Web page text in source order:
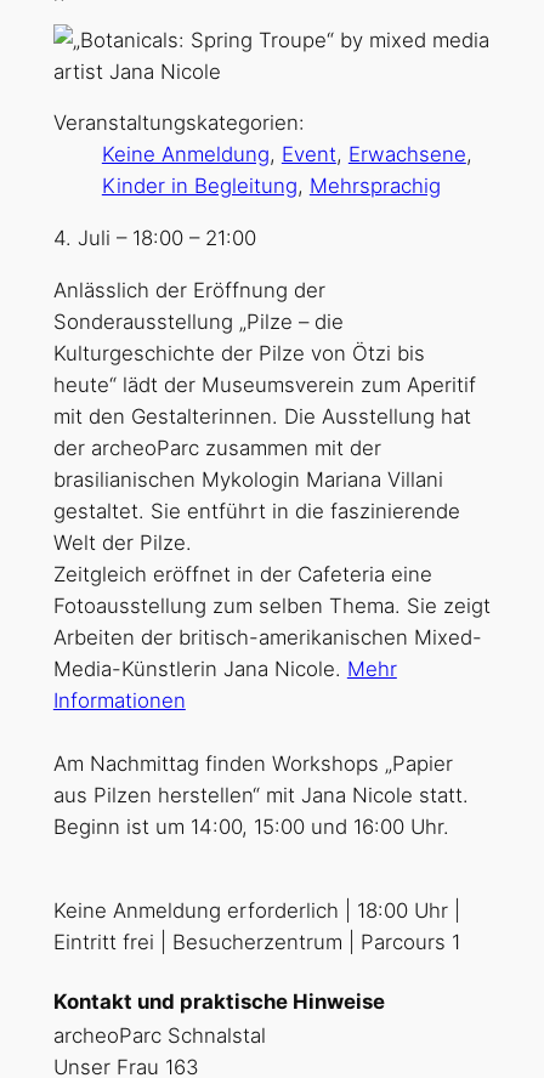
Veranstaltungskategorien:
Keine Anmeldung, Event, Erwachsene,
Kinder in Begleitung, Mehrsprachig
4. Juli – 18:00 – 21:00
Anlässlich der Eröffnung der
Sonderausstellung „Pilze – die
Kulturgeschichte der Pilze von Ötzi bis
heute“ lädt der Museumsverein zum Aperitif
mit den Gestalterinnen. Die Ausstellung hat
der archeoParc zusammen mit der
brasilianischen Mykologin Mariana Villani
gestaltet. Sie entführt in die faszinierende
Welt der Pilze.
Zeitgleich eröffnet in der Cafeteria eine
Fotoausstellung zum selben Thema. Sie zeigt
Arbeiten der britisch-amerikanischen Mixed-
Media-Künstlerin Jana Nicole. Mehr
Informationen
Am Nachmittag finden Workshops „Papier
aus Pilzen herstellen“ mit Jana Nicole statt.
Beginn ist um 14:00, 15:00 und 16:00 Uhr.
Keine Anmeldung erforderlich | 18:00 Uhr |
Eintritt frei | Besucherzentrum | Parcours 1
Kontakt und praktische Hinweise
archeoParc Schnalstal
Unser Frau 163